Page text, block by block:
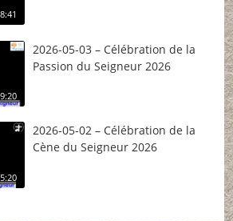
2026-05-03 – Célébration de la
Passion du Seigneur 2026
2026-05-02 – Célébration de la
Cène du Seigneur 2026